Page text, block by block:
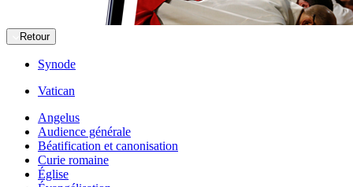
Retour
Synode
Vatican
Angelus
Audience générale
Béatification et canonisation
Curie romaine
Église